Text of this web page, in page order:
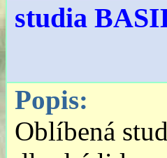
studia
Popis:
Oblíbená